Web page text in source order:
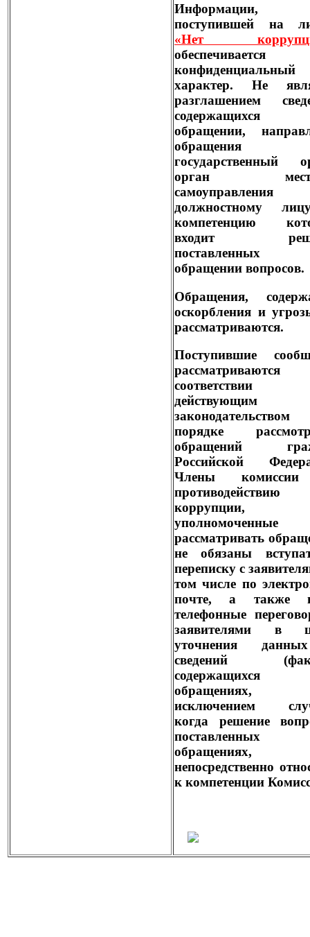
Информации,
поступившей на
«Нет
обеспечивается
конфиденциальный
характер. Не
разглашением
обращении,
государственный
орган
самоуправления
должностному
компетенцию
входит
обращении вопросов.
Обращения,
оскорбления и
рассматриваются.
Поступившие
действующим
порядке
обращений
Российской
Члены
противодействию
коррупции,
уполномоченные
рассматривать
не обязаны
переписку с
том числе по
почте, а также
телефонные
заявителями в
уточнения
сведений
исключением
когда решение
обращениях,
непосредственно
к компетенции